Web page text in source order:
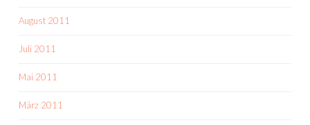
August 2011
Juli 2011
Mai 2011
März 2011